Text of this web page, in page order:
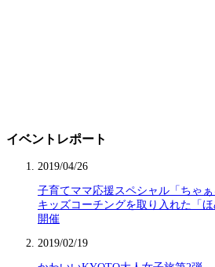
イベントレポート
2019/04/26
子育てママ応援スペシャル「ちゃ
キッズコーチングを取り入れた「
開催
2019/02/19